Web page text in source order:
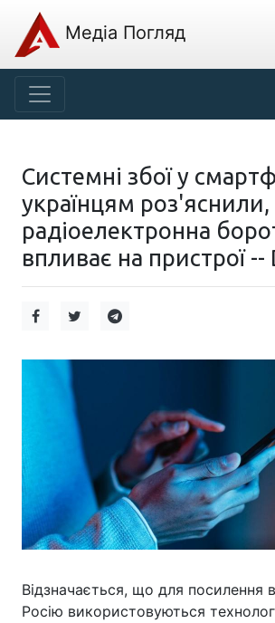
Медіа Погляд
Системні збої у
українцям роз'яснили,
радіоелектронна
впливає на пристрої --
Відзначається, що для посилення
Росію використовуються